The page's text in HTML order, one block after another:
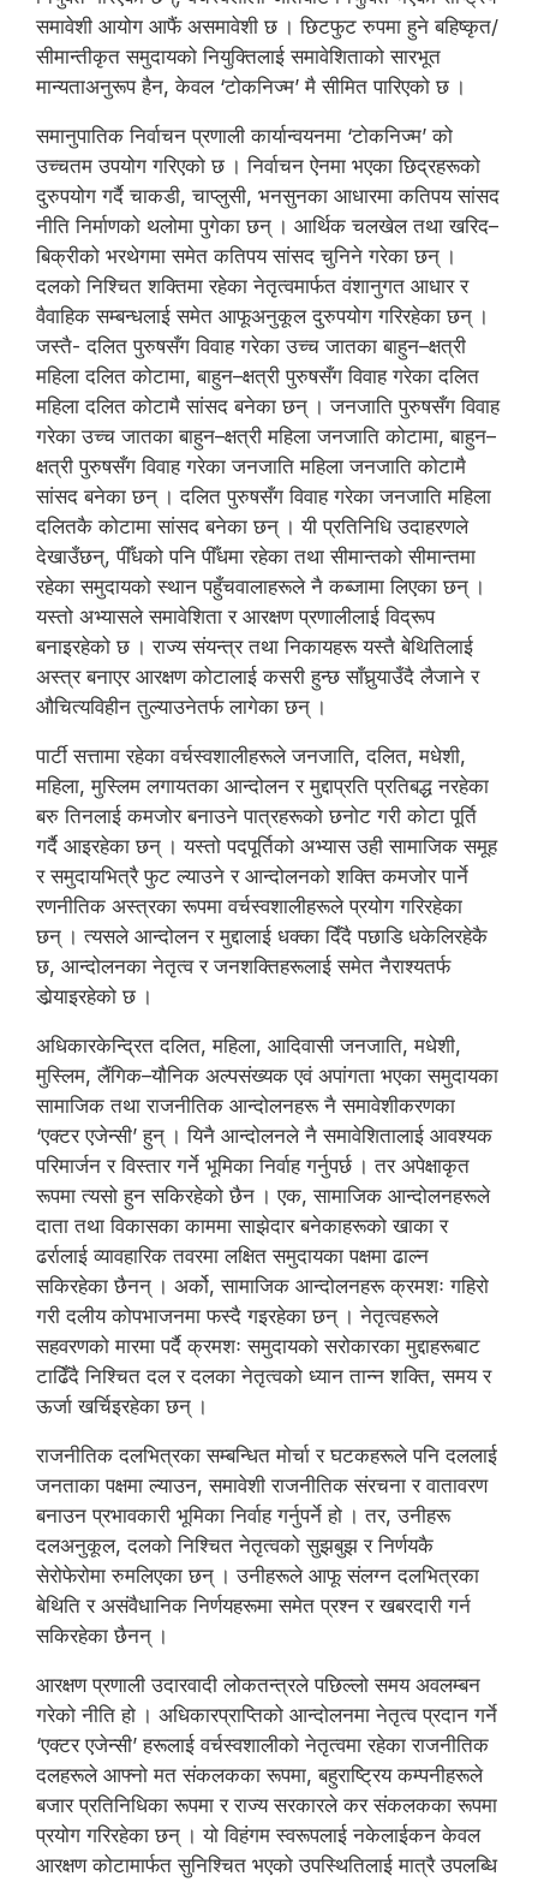
समावेशी आयोग आफैं असमावेशी छ । छिटफुट रुपमा हुने बहिष्कृत/
सीमान्तीकृत समुदायको नियुक्तिलाई समावेशिताको सारभूत
मान्यताअनुरूप हैन, केवल ‘टोकनिज्म’ मै सीमित पारिएको छ ।
समानुपातिक निर्वाचन प्रणाली कार्यान्वयनमा ‘टोकनिज्म’ को
उच्चतम उपयोग गरिएको छ । निर्वाचन ऐनमा भएका छिद्रहरूको
दुरुपयोग गर्दै चाकडी, चाप्लुसी, भनसुनका आधारमा कतिपय सांसद
नीति निर्माणको थलोमा पुगेका छन् । आर्थिक चलखेल तथा खरिद–
बिक्रीको भरथेगमा समेत कतिपय सांसद चुनिने गरेका छन् ।
दलको निश्चित शक्तिमा रहेका नेतृत्वमार्फत वंशानुगत आधार र
वैवाहिक सम्बन्धलाई समेत आफूअनुकूल दुरुपयोग गरिरहेका छन् ।
जस्तै- दलित पुरुषसँग विवाह गरेका उच्च जातका बाहुन–क्षत्री
महिला दलित कोटामा, बाहुन–क्षत्री पुरुषसँग विवाह गरेका दलित
महिला दलित कोटामै सांसद बनेका छन् । जनजाति पुरुषसँग विवाह
गरेका उच्च जातका बाहुन–क्षत्री महिला जनजाति कोटामा, बाहुन–
क्षत्री पुरुषसँग विवाह गरेका जनजाति महिला जनजाति कोटामै
सांसद बनेका छन् । दलित पुरुषसँग विवाह गरेका जनजाति महिला
दलितकै कोटामा सांसद बनेका छन् । यी प्रतिनिधि उदाहरणले
देखाउँछन्, पीँधको पनि पीँधमा रहेका तथा सीमान्तको सीमान्तमा
रहेका समुदायको स्थान पहुँचवालाहरूले नै कब्जामा लिएका छन् ।
यस्तो अभ्यासले समावेशिता र आरक्षण प्रणालीलाई विद्रूप
बनाइरहेको छ । राज्य संयन्त्र तथा निकायहरू यस्तै बेथितिलाई
अस्त्र बनाएर आरक्षण कोटालाई कसरी हुन्छ साँघुर्‍याउँदै लैजाने र
औचित्यविहीन तुल्याउनेतर्फ लागेका छन् ।
पार्टी सत्तामा रहेका वर्चस्वशालीहरूले जनजाति, दलित, मधेशी,
महिला, मुस्लिम लगायतका आन्दोलन र मुद्दाप्रति प्रतिबद्ध नरहेका
बरु तिनलाई कमजोर बनाउने पात्रहरूको छनोट गरी कोटा पूर्ति
गर्दै आइरहेका छन् । यस्तो पदपूर्तिको अभ्यास उही सामाजिक समूह
र समुदायभित्रै फुट ल्याउने र आन्दोलनको शक्ति कमजोर पार्ने
रणनीतिक अस्त्रका रूपमा वर्चस्वशालीहरूले प्रयोग गरिरहेका
छन् । त्यसले आन्दोलन र मुद्दालाई धक्का दिँदै पछाडि धकेलिरहेकै
छ, आन्दोलनका नेतृत्व र जनशक्तिहरूलाई समेत नैराश्यतर्फ
डोर्‍याइरहेको छ ।
अधिकारकेन्द्रित दलित, महिला, आदिवासी जनजाति, मधेशी,
मुस्लिम, लैंगिक–यौनिक अल्पसंख्यक एवं अपांगता भएका समुदायका
सामाजिक तथा राजनीतिक आन्दोलनहरू नै समावेशीकरणका
‘एक्टर एजेन्सी’ हुन् । यिनै आन्दोलनले नै समावेशितालाई आवश्यक
परिमार्जन र विस्तार गर्ने भूमिका निर्वाह गर्नुपर्छ । तर अपेक्षाकृत
रूपमा त्यसो हुन सकिरहेको छैन । एक, सामाजिक आन्दोलनहरूले
दाता तथा विकासका काममा साझेदार बनेकाहरूको खाका र
ढर्रालाई व्यावहारिक तवरमा लक्षित समुदायका पक्षमा ढाल्न
सकिरहेका छैनन् । अर्को, सामाजिक आन्दोलनहरू क्रमशः गहिरो
गरी दलीय कोपभाजनमा फस्दै गइरहेका छन् । नेतृत्वहरूले
सहवरणको मारमा पर्दै क्रमशः समुदायको सरोकारका मुद्दाहरूबाट
टाढिँदै निश्चित दल र दलका नेतृत्वको ध्यान तान्न शक्ति, समय र
ऊर्जा खर्चिइरहेका छन् ।
राजनीतिक दलभित्रका सम्बन्धित मोर्चा र घटकहरूले पनि दललाई
जनताका पक्षमा ल्याउन, समावेशी राजनीतिक संरचना र वातावरण
बनाउन प्रभावकारी भूमिका निर्वाह गर्नुपर्ने हो । तर, उनीहरू
दलअनुकूल, दलको निश्चित नेतृत्वको सुझबुझ र निर्णयकै
सेरोफेरोमा रुमलिएका छन् । उनीहरूले आफू संलग्न दलभित्रका
बेथिति र असंवैधानिक निर्णयहरूमा समेत प्रश्न र खबरदारी गर्न
सकिरहेका छैनन् ।
आरक्षण प्रणाली उदारवादी लोकतन्त्रले पछिल्लो समय अवलम्बन
गरेको नीति हो । अधिकारप्राप्तिको आन्दोलनमा नेतृत्व प्रदान गर्ने
‘एक्टर एजेन्सी’ हरूलाई वर्चस्वशालीको नेतृत्वमा रहेका राजनीतिक
दलहरूले आफ्नो मत संकलकका रूपमा, बहुराष्ट्रिय कम्पनीहरूले
बजार प्रतिनिधिका रूपमा र राज्य सरकारले कर संकलकका रूपमा
प्रयोग गरिरहेका छन् । यो विहंगम स्वरूपलाई नकेलाईकन केवल
आरक्षण कोटामार्फत सुनिश्चित भएको उपस्थितिलाई मात्रै उपलब्धि